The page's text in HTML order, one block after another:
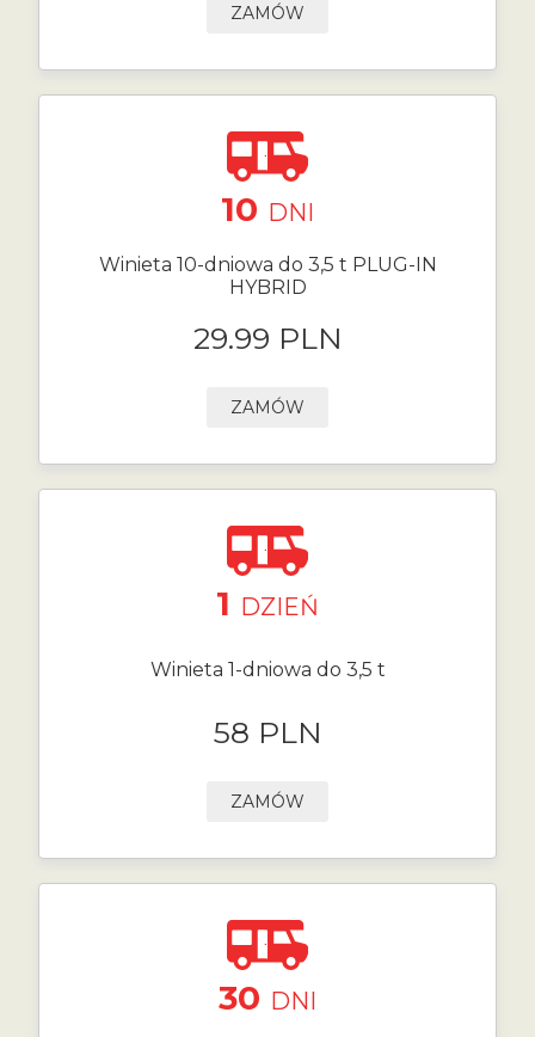
ZAMÓW
10 DNI
Winieta 10-dniowa do 3,5 t PLUG-IN
HYBRID
29.99 PLN
ZAMÓW
1 DZIEŃ
Winieta 1-dniowa do 3,5 t
58 PLN
ZAMÓW
30 DNI